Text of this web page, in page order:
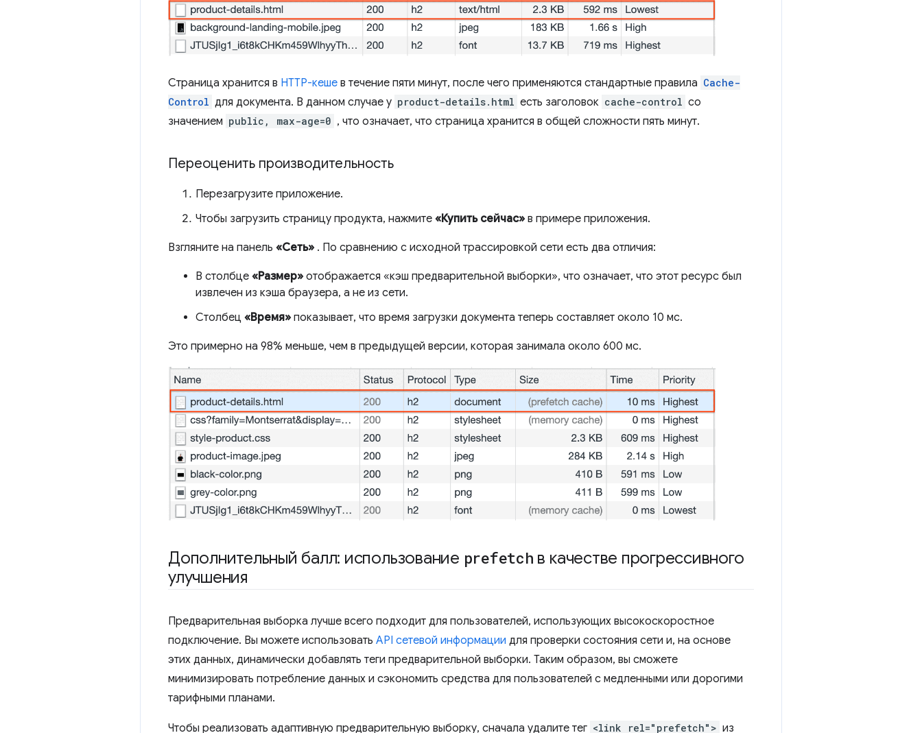
Страница хранится в HTTP-кеше в течение пяти минут, после чего применяются стандартные правила Cache-
Control для документа. В данном случае у product-details.html есть заголовок cache-control со
значением public, max-age=0 , что означает, что страница хранится в общей сложности пять минут.
Переоценить производительность
Перезагрузите приложение.
Чтобы загрузить страницу продукта, нажмите «Купить сейчас» в примере приложения.
Взгляните на панель «Сеть» . По сравнению с исходной трассировкой сети есть два отличия:
В столбце «Размер» отображается «кэш предварительной выборки», что означает, что этот ресурс был
извлечен из кэша браузера, а не из сети.
Столбец «Время» показывает, что время загрузки документа теперь составляет около 10 мс.
Это примерно на 98% меньше, чем в предыдущей версии, которая занимала около 600 мс.
Дополнительный балл: использование prefetch в качестве прогрессивного
улучшения
Предварительная выборка лучше всего подходит для пользователей, использующих высокоскоростное
подключение. Вы можете использовать API сетевой информации для проверки состояния сети и, на основе
этих данных, динамически добавлять теги предварительной выборки. Таким образом, вы сможете
минимизировать потребление данных и сэкономить средства для пользователей с медленными или дорогими
тарифными планами.
Чтобы реализовать адаптивную предварительную выборку, сначала удалите тег <link rel="prefetch"> из